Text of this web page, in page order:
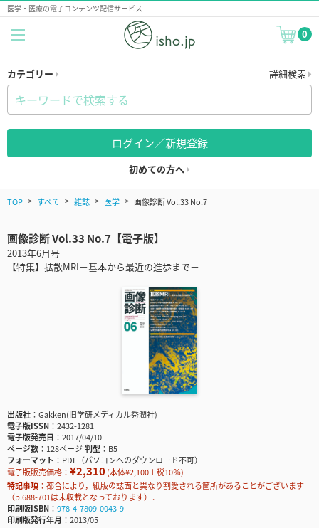
医学・医療の電子コンテンツ配信サービス
0
カテゴリー 詳細検索
ログイン／新規登録
初めての方へ
TOP すべて 雑誌 医学 画像診断 Vol.33 No.7
画像診断 Vol.33 No.7【電子版】
2013年6月号
【特集】拡散MRI－基本から最近の進歩まで－
出版社
Gakken(旧学研メディカル秀潤社)
電子版ISSN
2432-1281
電子版発売日
2017/04/10
ページ数
128ページ判型
B5
フォーマット
PDF（パソコンへのダウンロード不可）
電子版販売価格： ¥2,310(本体¥2,100＋税10％)
特記事項
都合により，紙版の誌面と異なり割愛される箇所があることがございます
（p.688-701は未収載となっております）．
印刷版ISBN
978-4-7809-0043-9
印刷版発行年月
2013/05